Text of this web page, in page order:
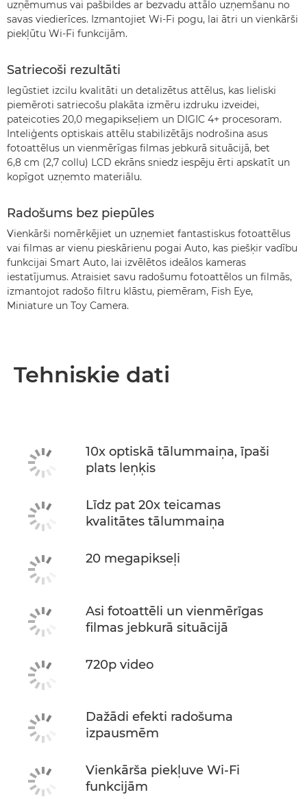
uzņēmumus vai pašbildes ar bezvadu attālo uzņemšanu no
savas viedierīces. Izmantojiet Wi-Fi pogu, lai ātri un vienkārši
piekļūtu Wi-Fi funkcijām.
Satriecoši rezultāti
Iegūstiet izcilu kvalitāti un detalizētus attēlus, kas lieliski
piemēroti satriecošu plakāta izmēru izdruku izveidei,
pateicoties 20,0 megapikseļiem un DIGIC 4+ procesoram.
Inteliģents optiskais attēlu stabilizētājs nodrošina asus
fotoattēlus un vienmērīgas filmas jebkurā situācijā, bet
6,8 cm (2,7 collu) LCD ekrāns sniedz iespēju ērti apskatīt un
kopīgot uzņemto materiālu.
Radošums bez piepūles
Vienkārši nomērķējiet un uzņemiet fantastiskus fotoattēlus
vai filmas ar vienu pieskārienu pogai Auto, kas piešķir vadību
funkcijai Smart Auto, lai izvēlētos ideālos kameras
iestatījumus. Atraisiet savu radošumu fotoattēlos un filmās,
izmantojot radošo filtru klāstu, piemēram, Fish Eye,
Miniature un Toy Camera.
Tehniskie dati
10x optiskā tālummaiņa, īpaši
plats leņķis
Līdz pat 20x teicamas
kvalitātes tālummaiņa
20 megapikseļi
Asi fotoattēli un vienmērīgas
filmas jebkurā situācijā
720p video
Dažādi efekti radošuma
izpausmēm
Vienkārša piekļuve Wi-Fi
funkcijām